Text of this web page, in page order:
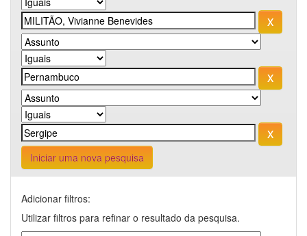
Iniciar uma nova pesquisa
Adicionar filtros:
Utilizar filtros para refinar o resultado da pesquisa.